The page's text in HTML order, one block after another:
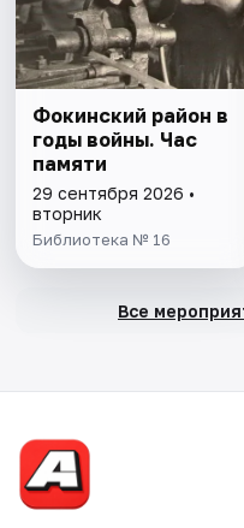
Фокинский район в
годы войны. Час
памяти
29 сентября 2026 •
вторник
Библиотека № 16
Все